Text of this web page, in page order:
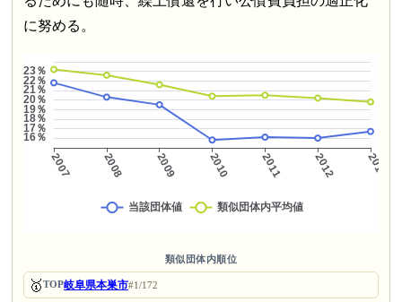
に努める。
類似団体内順位
🥇TOP岐阜県本巣市#1/172